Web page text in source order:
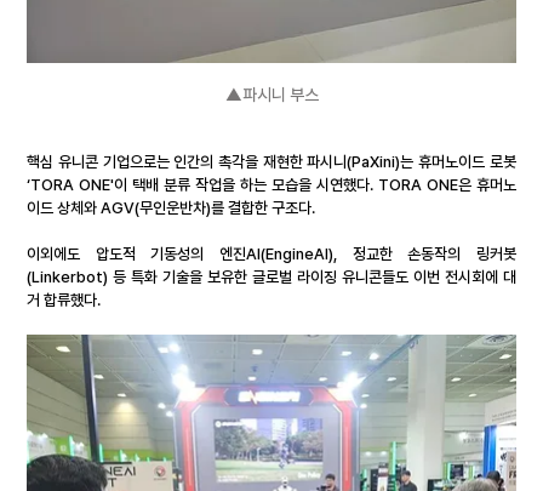
▲파시니 부스
핵심 유니콘 기업으로는 인간의 촉각을 재현한 파시니(PaXini)는 휴머노이드 로봇
‘TORA ONE'이 택배 분류 작업을 하는 모습을 시연했다. TORA ONE은 휴머노
이드 상체와 AGV(무인운반차)를 결합한 구조다.
이외에도 압도적 기동성의 엔진AI(EngineAI), 정교한 손동작의 링커봇
(Linkerbot) 등 특화 기술을 보유한 글로벌 라이징 유니콘들도 이번 전시회에 대
거 합류했다.